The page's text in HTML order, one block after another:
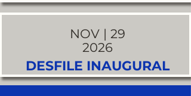
NOV | 29
2026
DESFILE INAUGURAL